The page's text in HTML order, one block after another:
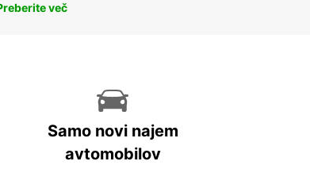
več
Samo novi najem
avtomobilov